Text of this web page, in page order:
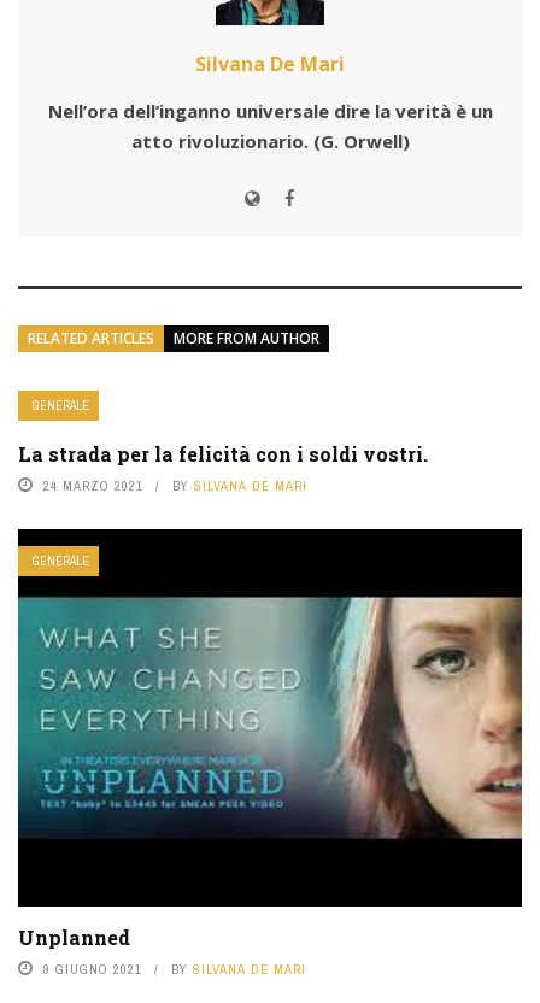
Silvana De Mari
Nell’ora dell’inganno universale dire la verità è un
atto rivoluzionario. (G. Orwell)
RELATED ARTICLES MORE FROM AUTHOR
GENERALE
La strada per la felicità con i soldi vostri.
24 MARZO 2021 BY SILVANA DE MARI
GENERALE
Unplanned
9 GIUGNO 2021 BY SILVANA DE MARI